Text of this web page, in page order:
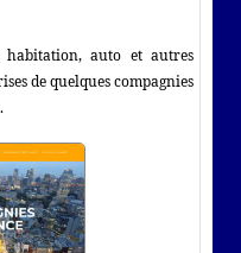
habitation, auto et autres
de quelques compagnies